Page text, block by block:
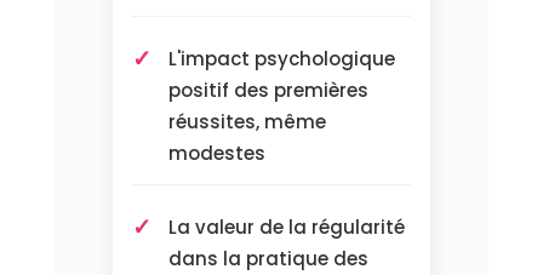
L'impact psychologique
positif des premières
réussites, même
modestes
La valeur de la régularité
dans la pratique des